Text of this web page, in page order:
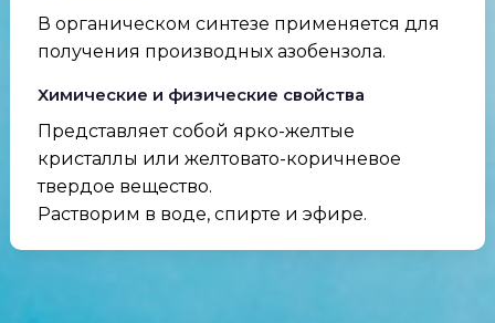
В органическом синтезе применяется для
получения производных азобензола.
Химические и физические свойства
Представляет собой ярко-желтые
кристаллы или желтовато-коричневое
твердое вещество.
Растворим в воде, спирте и эфире.